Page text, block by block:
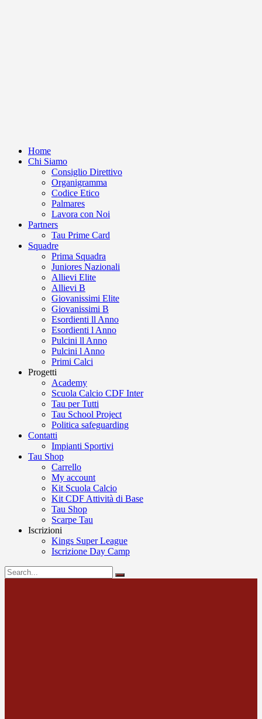
Home
Chi Siamo
Consiglio Direttivo
Organigramma
Codice Etico
Palmares
Lavora con Noi
Partners
Tau Prime Card
Squadre
Prima Squadra
Juniores Nazionali
Allievi Elite
Allievi B
Giovanissimi Elite
Giovanissimi B
Esordienti ll Anno
Esordienti l Anno
Pulcini ll Anno
Pulcini l Anno
Primi Calci
Progetti
Academy
Scuola Calcio CDF Inter
Tau per Tutti
Tau School Project
Politica safeguarding
Contatti
Impianti Sportivi
Tau Shop
Carrello
My account
Kit Scuola Calcio
Kit CDF Attività di Base
Tau Shop
Scarpe Tau
Iscrizioni
Kings Super League
Iscrizione Day Camp